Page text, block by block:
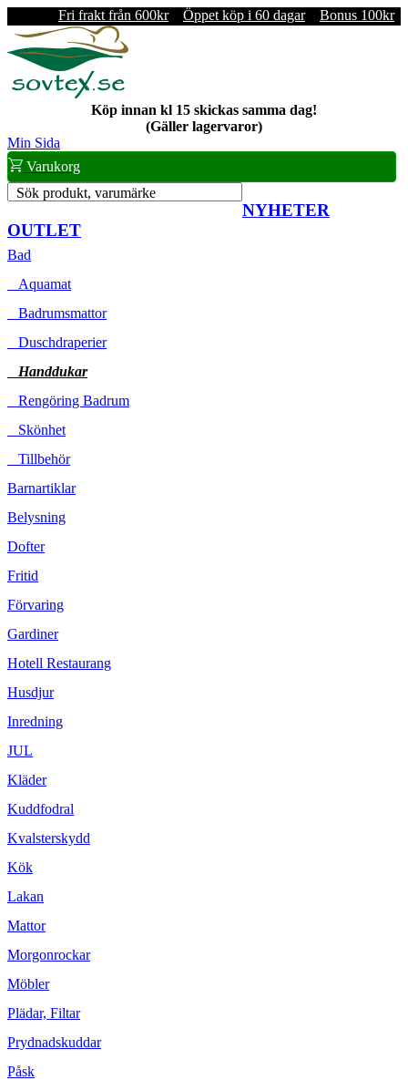
Fri frakt från 600kr Öppet köp i 60 dagar Bonus 100kr
Köp innan kl 15 skickas samma dag!
(Gäller lagervaror)
Min Sida
Varukorg
Sök produkt, varumärke
NYHETER
OUTLET
Bad
Aquamat
Badrumsmattor
Duschdraperier
Handdukar
Rengöring Badrum
Skönhet
Tillbehör
Barnartiklar
Belysning
Dofter
Fritid
Förvaring
Gardiner
Hotell Restaurang
Husdjur
Inredning
JUL
Kläder
Kuddfodral
Kvalsterskydd
Kök
Lakan
Mattor
Morgonrockar
Möbler
Plädar, Filtar
Prydnadskuddar
Påsk